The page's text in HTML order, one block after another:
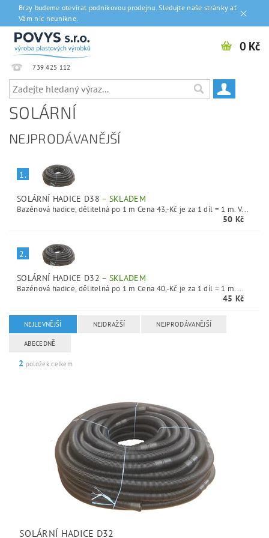
Brzy budeme otevírat podnikovou prodejnu. Sledujte naše stránky ať
Vám nic neunikne.
739 425 112
0 Kč
SOLÁRNÍ
NEJPRODÁVANĚJŠÍ
1.
SOLÁRNÍ HADICE D38 – SKLADEM
Bazénová hadice, dělitelná po 1 m Cena 43,-Kč je za 1 díl = 1 m. V...
50 Kč
2.
SOLÁRNÍ HADICE D32 – SKLADEM
Bazénová hadice, dělitelná po 1 m Cena 40,-Kč je za 1 díl = 1 m....
45 Kč
NEJLEVNĚJŠÍ NEJDRAŽŠÍ NEJPRODÁVANĚJŠÍ
ABECEDNĚ
2 položek celkem
SOLÁRNÍ HADICE D32